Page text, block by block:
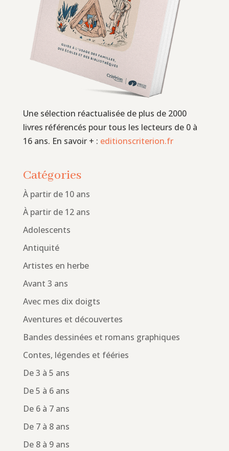
Une sélection réactualisée de plus de 2000
livres référencés pour tous les lecteurs de 0 à
16 ans. En savoir + : editionscriterion.fr
Catégories
À partir de 10 ans
À partir de 12 ans
Adolescents
Antiquité
Artistes en herbe
Avant 3 ans
Avec mes dix doigts
Aventures et découvertes
Bandes dessinées et romans graphiques
Contes, légendes et fééries
De 3 à 5 ans
De 5 à 6 ans
De 6 à 7 ans
De 7 à 8 ans
De 8 à 9 ans